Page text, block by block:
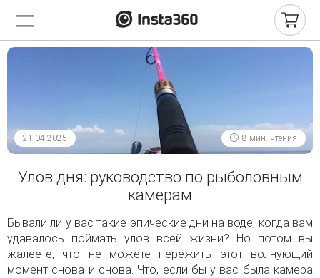
21.04.2025 8 мин. чтения
Улов дня: руководство по рыболовным
камерам
Бывали ли у вас такие эпические дни на воде, когда вам
удавалось поймать улов всей жизни? Но потом вы
жалеете, что не можете пережить этот волнующий
момент снова и снова. Что, если бы у вас была камера